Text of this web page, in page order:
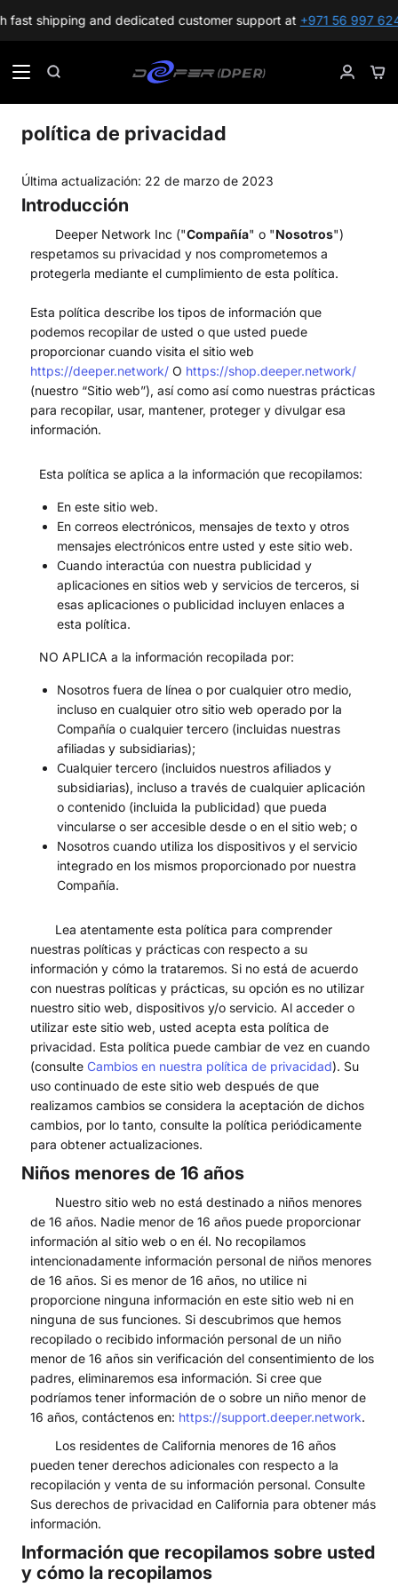
and dedicated customer support at+971 56 997 6244!
Search
My
política de privacidad
Última actualización: 22 de marzo de 2023
Introducción
Deeper Network Inc ("Compañía" o "Nosotros")
respetamos su privacidad y nos comprometemos a
protegerla mediante el cumplimiento de esta política.
Esta política describe los tipos de información que
podemos recopilar de usted o que usted puede
proporcionar cuando visita el sitio web
https://deeper.network/ O https://shop.deeper.network/
(nuestro “Sitio web”), así como así como nuestras prácticas
para recopilar, usar, mantener, proteger y divulgar esa
información.
Esta política se aplica a la información que recopilamos:
En este sitio web.
En correos electrónicos, mensajes de texto y otros
mensajes electrónicos entre usted y este sitio web.
Cuando interactúa con nuestra publicidad y
aplicaciones en sitios web y servicios de terceros, si
esas aplicaciones o publicidad incluyen enlaces a
esta política.
NO APLICA a la información recopilada por:
Nosotros fuera de línea o por cualquier otro medio,
incluso en cualquier otro sitio web operado por la
Compañía o cualquier tercero (incluidas nuestras
afiliadas y subsidiarias);
Cualquier tercero (incluidos nuestros afiliados y
subsidiarias), incluso a través de cualquier aplicación
o contenido (incluida la publicidad) que pueda
vincularse o ser accesible desde o en el sitio web; o
Nosotros cuando utiliza los dispositivos y el servicio
integrado en los mismos proporcionado por nuestra
Compañía.
Lea atentamente esta política para comprender
nuestras políticas y prácticas con respecto a su
información y cómo la trataremos. Si no está de acuerdo
con nuestras políticas y prácticas, su opción es no utilizar
nuestro sitio web, dispositivos y/o servicio. Al acceder o
utilizar este sitio web, usted acepta esta política de
privacidad. Esta política puede cambiar de vez en cuando
(consulte Cambios en nuestra política de privacidad). Su
uso continuado de este sitio web después de que
realizamos cambios se considera la aceptación de dichos
cambios, por lo tanto, consulte la política periódicamente
para obtener actualizaciones.
Niños menores de 16 años
Nuestro sitio web no está destinado a niños menores
de 16 años. Nadie menor de 16 años puede proporcionar
información al sitio web o en él. No recopilamos
intencionadamente información personal de niños menores
de 16 años. Si es menor de 16 años, no utilice ni
proporcione ninguna información en este sitio web ni en
ninguna de sus funciones. Si descubrimos que hemos
recopilado o recibido información personal de un niño
menor de 16 años sin verificación del consentimiento de los
padres, eliminaremos esa información. Si cree que
podríamos tener información de o sobre un niño menor de
16 años, contáctenos en: https://support.deeper.network.
Los residentes de California menores de 16 años
pueden tener derechos adicionales con respecto a la
recopilación y venta de su información personal. Consulte
Sus derechos de privacidad en California para obtener más
información.
Información que recopilamos sobre usted
y cómo la recopilamos